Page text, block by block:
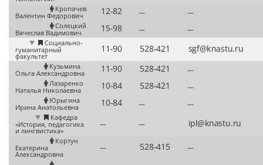
Кропачев
Валентин Федорович
—
—
Солецкий
Вячеслав Вадимович
—
—
Социально-
гуманитарный
факультет
Кузьмина
Ольга Александровна
—
Лазаренко
Наталья Николаевна
—
Юрыгина
Ирина Анатольевна
—
—
Кафедра
«История, педагогика
и лингвистика»
—
—
Кортун
Екатерина
Александровна
— —